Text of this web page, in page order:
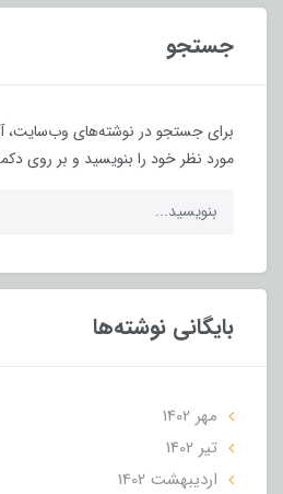
جستجو
برای جستجو در نوشته‌های وب‌سایت،
مورد نظر خود را بنویسید و بر روی
بایگانی نوشته‌ها
مهر 1402
تير 1402
ارديبهشت 1402